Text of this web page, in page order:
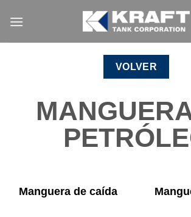
VOLVER
Manguera de caída